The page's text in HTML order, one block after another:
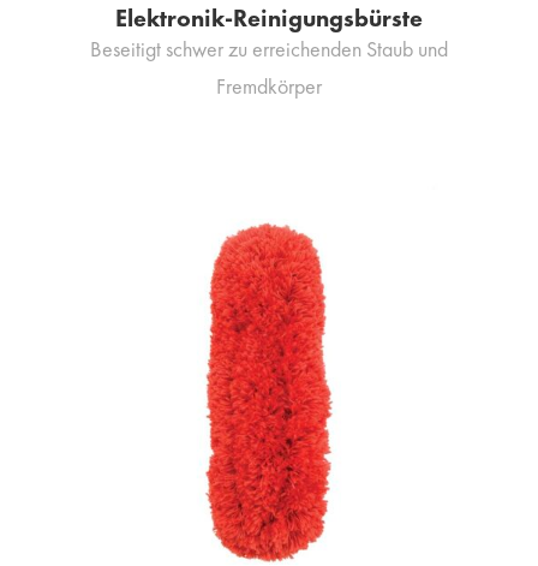
Elektronik-Reinigungsbürste
Beseitigt schwer zu erreichenden Staub und
Fremdkörper